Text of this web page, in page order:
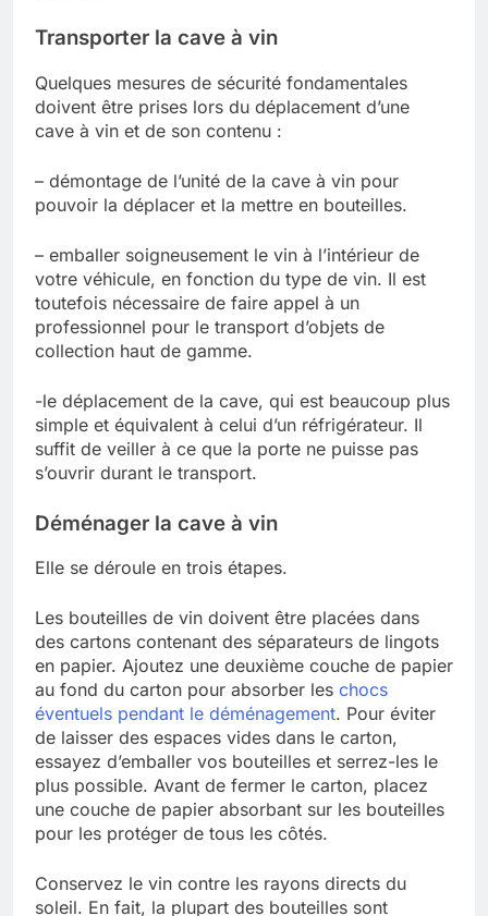
Transporter la cave à vin
Quelques mesures de sécurité fondamentales
doivent être prises lors du déplacement d’une
cave à vin et de son contenu :
– démontage de l’unité de la cave à vin pour
pouvoir la déplacer et la mettre en bouteilles.
– emballer soigneusement le vin à l’intérieur de
votre véhicule, en fonction du type de vin. Il est
toutefois nécessaire de faire appel à un
professionnel pour le transport d’objets de
collection haut de gamme.
-le déplacement de la cave, qui est beaucoup plus
simple et équivalent à celui d’un réfrigérateur. Il
suffit de veiller à ce que la porte ne puisse pas
s’ouvrir durant le transport.
Déménager la cave à vin
Elle se déroule en trois étapes.
Les bouteilles de vin doivent être placées dans
des cartons contenant des séparateurs de lingots
en papier. Ajoutez une deuxième couche de papier
au fond du carton pour absorber les chocs
éventuels pendant le déménagement. Pour éviter
de laisser des espaces vides dans le carton,
essayez d’emballer vos bouteilles et serrez-les le
plus possible. Avant de fermer le carton, placez
une couche de papier absorbant sur les bouteilles
pour les protéger de tous les côtés.
Conservez le vin contre les rayons directs du
soleil. En fait, la plupart des bouteilles sont